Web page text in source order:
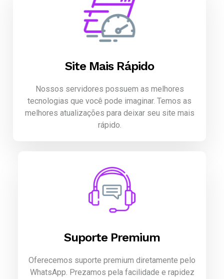
Site Mais Rápido
Nossos servidores possuem as melhores
tecnologias que você pode imaginar. Temos as
melhores atualizações para deixar seu site mais
rápido.
Suporte Premium
Oferecemos suporte premium diretamente pelo
WhatsApp. Prezamos pela facilidade e rapidez